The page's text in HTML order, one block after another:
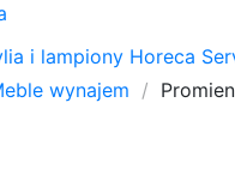
i lampiony Horeca
wynajem